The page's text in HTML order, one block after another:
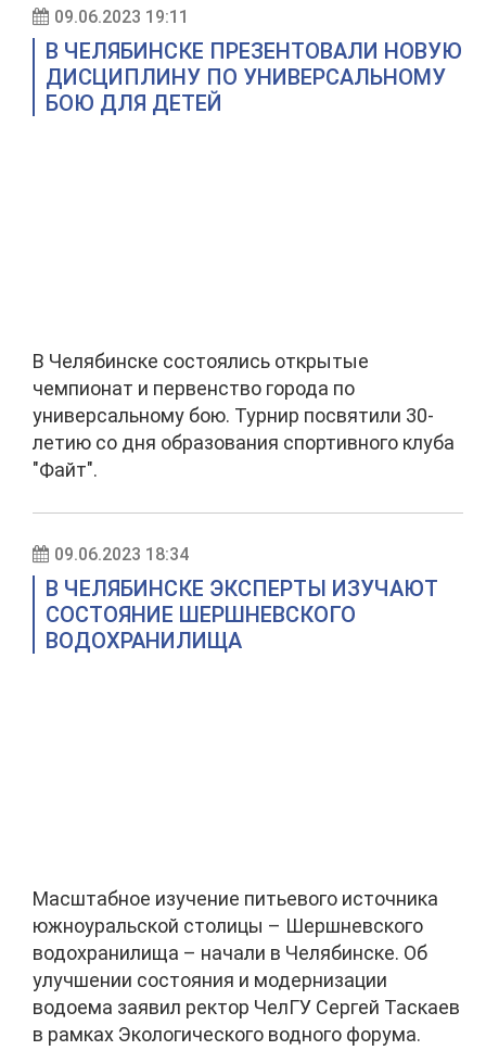
09.06.2023 19:11
В ЧЕЛЯБИНСКЕ ПРЕЗЕНТОВАЛИ НОВУЮ
ДИСЦИПЛИНУ ПО УНИВЕРСАЛЬНОМУ
БОЮ ДЛЯ ДЕТЕЙ
В Челябинске состоялись открытые
чемпионат и первенство города по
универсальному бою. Турнир посвятили 30-
летию со дня образования спортивного клуба
"Файт".
09.06.2023 18:34
В ЧЕЛЯБИНСКЕ ЭКСПЕРТЫ ИЗУЧАЮТ
СОСТОЯНИЕ ШЕРШНЕВСКОГО
ВОДОХРАНИЛИЩА
Масштабное изучение питьевого источника
южноуральской столицы – Шершневского
водохранилища – начали в Челябинске. Об
улучшении состояния и модернизации
водоема заявил ректор ЧелГУ Сергей Таскаев
в рамках Экологического водного форума.